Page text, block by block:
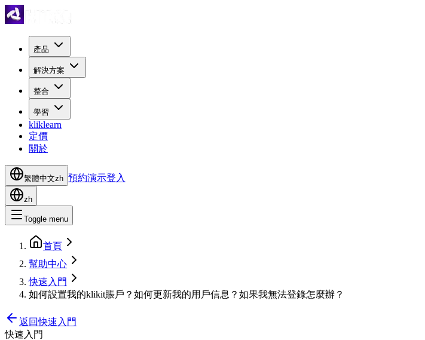
產品
解決方案
整合
學習
kliklearn
定價
關於
繁體中文zh 預約演示登入
zh
Toggle menu
首頁
幫助中心
快速入門
如何設置我的klikit賬戶？如何更新我的用戶信息？如果我無法登錄怎麼辦？
返回快速入門
快速入門